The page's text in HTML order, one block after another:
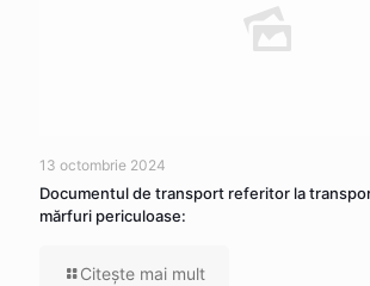
13 octombrie 2024
Documentul de transport referitor la
mărfuri periculoase:
Citeşte mai mult